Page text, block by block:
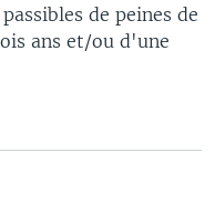
de peines de
ans et/ou d'une